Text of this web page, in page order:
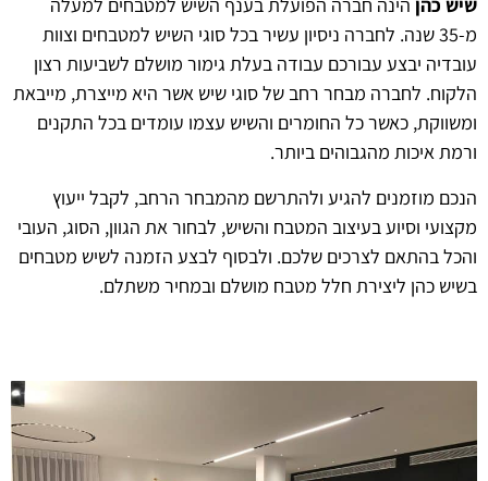
שיש כהן הינה חברה הפועלת בענף השיש למטבחים למעלה
מ-35 שנה. לחברה ניסיון עשיר בכל סוגי השיש למטבחים וצוות
עובדיה יבצע עבורכם עבודה בעלת גימור מושלם לשביעות רצון
הלקוח. לחברה מבחר רחב של סוגי שיש אשר היא מייצרת, מייבאת
ומשווקת, כאשר כל החומרים והשיש עצמו עומדים בכל התקנים
ורמת איכות מהגבוהים ביותר.
הנכם מוזמנים להגיע ולהתרשם מהמבחר הרחב, לקבל ייעוץ
מקצועי וסיוע בעיצוב המטבח והשיש, לבחור את הגוון, הסוג, העובי
והכל בהתאם לצרכים שלכם. ולבסוף לבצע הזמנה לשיש מטבחים
בשיש כהן ליצירת חלל מטבח מושלם ובמחיר משתלם.